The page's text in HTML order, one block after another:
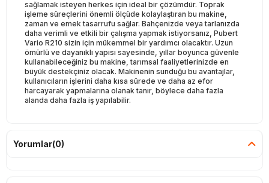
sağlamak isteyen herkes için ideal bir çözümdür. Toprak
işleme süreçlerini önemli ölçüde kolaylaştıran bu makine,
zaman ve emek tasarrufu sağlar. Bahçenizde veya tarlanızda
daha verimli ve etkili bir çalışma yapmak istiyorsanız, Pubert
Vario R210 sizin için mükemmel bir yardımcı olacaktır. Uzun
ömürlü ve dayanıklı yapısı sayesinde, yıllar boyunca güvenle
kullanabileceğiniz bu makine, tarımsal faaliyetlerinizde en
büyük destekçiniz olacak. Makinenin sunduğu bu avantajlar,
kullanıcıların işlerini daha kısa sürede ve daha az efor
harcayarak yapmalarına olanak tanır, böylece daha fazla
alanda daha fazla iş yapılabilir.
Yorumlar(0)